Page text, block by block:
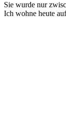
Sie wurde nur
Ich wohne heute